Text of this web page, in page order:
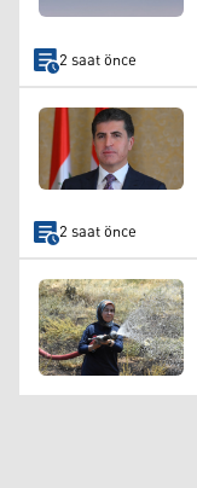
2 saat önce
2 saat önce